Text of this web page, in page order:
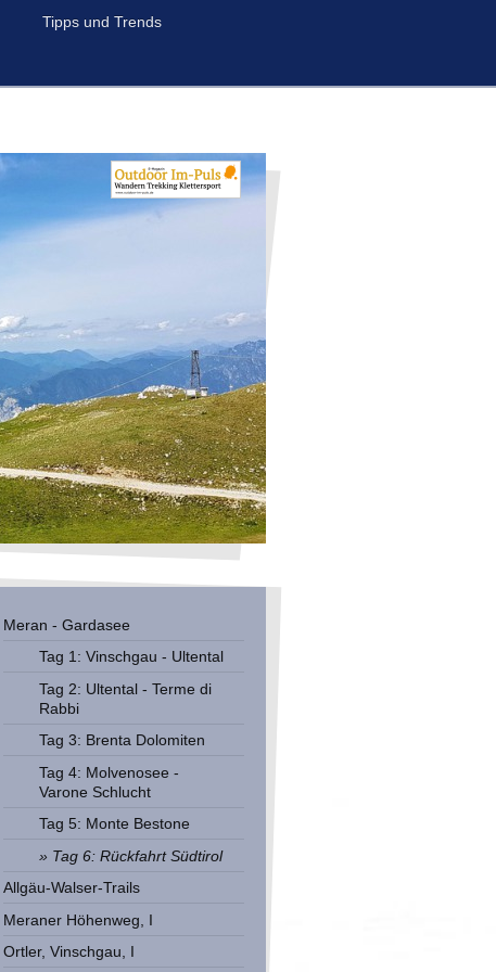
Tipps und Trends
Meran - Gardasee
Tag 1: Vinschgau - Ultental
Tag 2: Ultental - Terme di
Rabbi
Tag 3: Brenta Dolomiten
Tag 4: Molvenosee -
Varone Schlucht
Tag 5: Monte Bestone
Tag 6: Rückfahrt Südtirol
Allgäu-Walser-Trails
Meraner Höhenweg, I
Ortler, Vinschgau, I